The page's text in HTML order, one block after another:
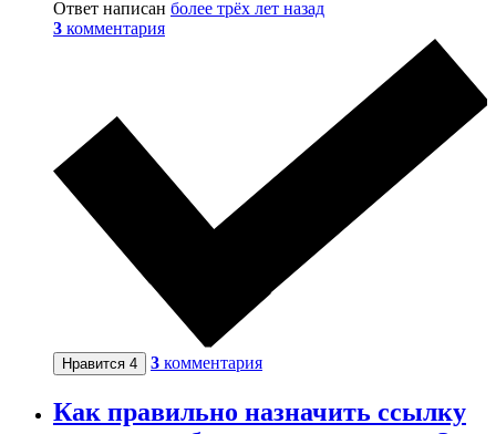
Ответ написан более трёх лет назад
3 комментария
Нравится 4 3 комментария
Как правильно назначить ссылку